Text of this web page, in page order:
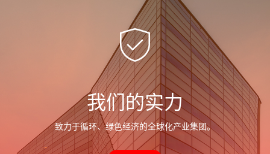
我们的实力
致力于循环、绿色经济的全球化产业集团。